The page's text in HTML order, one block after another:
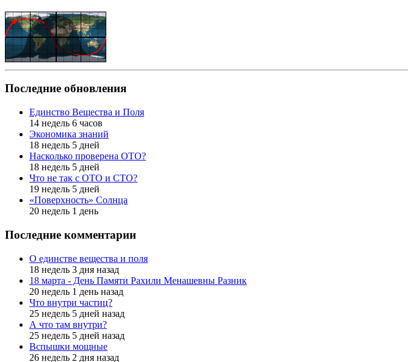
Последние обновления
Единство Вещества и Поля
14 недель 6 часов
Экономика знаний
18 недель 5 дней
Насколько проверена ОТО?
18 недель 5 дней
Что не так с ОТО и СТО?
19 недель 5 дней
«Поверхность» Солнца
20 недель 1 день
Последние комментарии
О единстве вещества и поля
18 недель 3 дня назад
18 марта - День Памяти Рахили Менашевны Разник
20 недель 1 день назад
Что внутри частиц?
25 недель 5 дней назад
А что там внутри?
25 недель 5 дней назад
Вспышки мощные
26 недель 2 дня назад